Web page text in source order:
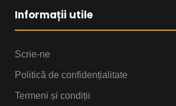
Informații utile
Scrie-ne
Politică de confidențialitate
Termeni și condiții